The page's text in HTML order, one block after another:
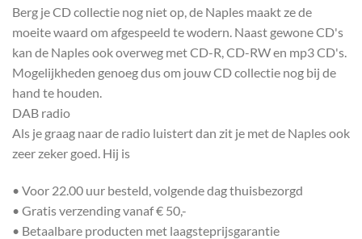
Berg je CD collectie nog niet op, de Naples maakt ze de
moeite waard om afgespeeld te wodern. Naast gewone CD's
kan de Naples ook overweg met CD-R, CD-RW en mp3 CD's.
Mogelijkheden genoeg dus om jouw CD collectie nog bij de
hand te houden.
DAB radio
Als je graag naar de radio luistert dan zit je met de Naples ook
zeer zeker goed. Hij is
• Voor 22.00 uur besteld, volgende dag thuisbezorgd
• Gratis verzending vanaf € 50,-
• Betaalbare producten met laagsteprijsgarantie